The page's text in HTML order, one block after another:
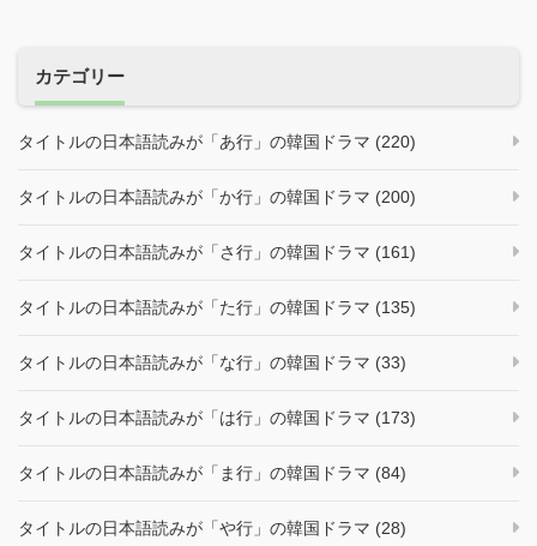
カテゴリー
タイトルの日本語読みが「あ行」の韓国ドラマ (220)
タイトルの日本語読みが「か行」の韓国ドラマ (200)
タイトルの日本語読みが「さ行」の韓国ドラマ (161)
タイトルの日本語読みが「た行」の韓国ドラマ (135)
タイトルの日本語読みが「な行」の韓国ドラマ (33)
タイトルの日本語読みが「は行」の韓国ドラマ (173)
タイトルの日本語読みが「ま行」の韓国ドラマ (84)
タイトルの日本語読みが「や行」の韓国ドラマ (28)